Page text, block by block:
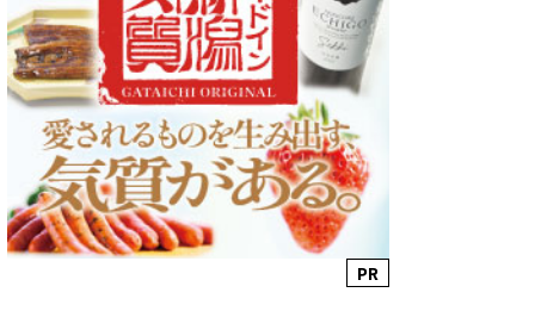
PR